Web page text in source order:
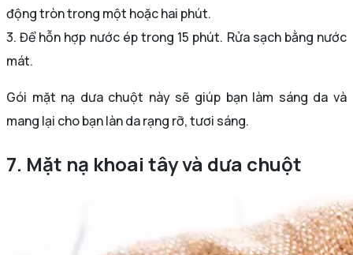
động tròn trong một hoặc hai phút.
3. Để hỗn hợp nước ép trong 15 phút. Rửa sạch bằng nước
mát.
Gói mặt nạ dưa chuột này sẽ giúp bạn làm sáng da và
mang lại cho bạn làn da rạng rỡ, tươi sáng.
7. Mặt nạ khoai tây và dưa chuột